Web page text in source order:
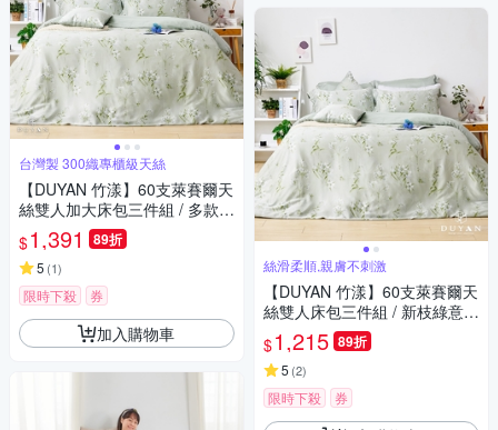
台灣製 300織專櫃級天絲
【DUYAN 竹漾】60支萊賽爾天
絲雙人加大床包三件組 / 多款任
選 台灣製
$1,391 89折
5 (1)
限時下殺 券
加入購物車
絲滑柔順,親膚不刺激
【DUYAN 竹漾】60支萊賽爾天
絲雙人床包三件組 / 新枝綠意
台灣製
$1,215 89折
5 (2)
限時下殺 券